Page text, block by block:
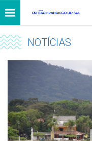
NOTÍCIAS